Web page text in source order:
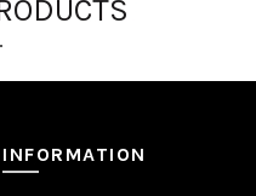
INFORMATION